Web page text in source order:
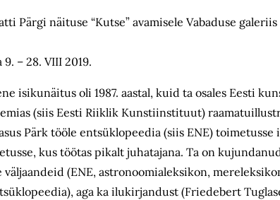
Pärgi näituse “Kutse” avamisele Vabaduse
– 28. VIII 2019.
isikunäitus oli 1987. aastal, kuid ta osales Eesti
(siis Eesti Riiklik Kunstiinstituut)
Pärk tööle entsüklopeedia (siis ENE)
kus töötas pikalt juhatajana. Ta on
(ENE, astronoomialeksikon,
aga ka ilukirjandust (Friedebert